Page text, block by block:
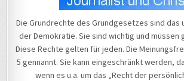
Michael Voß
Die Grundrechte des Grundgesetzes sind das
der Demokratie. Sie sind wichtig und müssen
Diese Rechte gelten für jeden. Die
5 gennannt. Sie kann eingeschränkt werden,
wenn es u.a. um das „Recht der